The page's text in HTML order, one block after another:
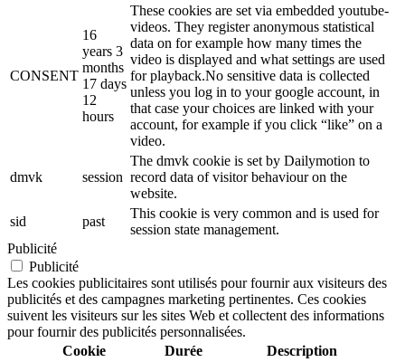
CONSENT
16
years 3
months
17 days
12
hours
These cookies are set via embedded youtube-
videos. They register anonymous statistical
data on for example how many times the
video is displayed and what settings are used
for playback.No sensitive data is collected
unless you log in to your google account, in
that case your choices are linked with your
account, for example if you click “like” on a
video.
dmvk session
The dmvk cookie is set by Dailymotion to
record data of visitor behaviour on the
website.
sid
past
This cookie is very common and is used for
session state management.
Publicité
Publicité
Les cookies publicitaires sont utilisés pour fournir aux visiteurs des
publicités et des campagnes marketing pertinentes. Ces cookies
suivent les visiteurs sur les sites Web et collectent des informations
pour fournir des publicités personnalisées.
Cookie
Durée Description